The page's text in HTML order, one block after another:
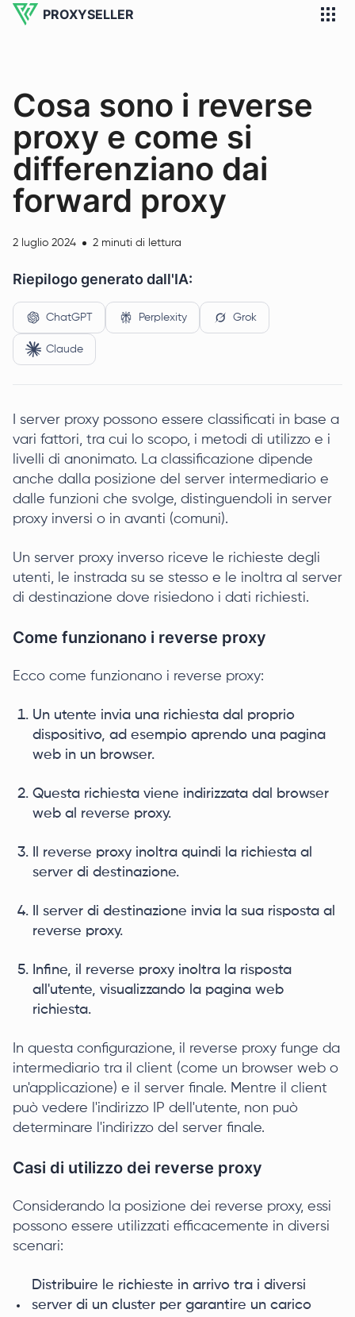
PROXYSELLER
Cosa sono i reverse
proxy e come si
differenziano dai
forward proxy
2 luglio 2024 2 minuti di lettura
Riepilogo generato dall'IA:
ChatGPT Perplexity Grok
Claude
I server proxy possono essere classificati in base a
vari fattori, tra cui lo scopo, i metodi di utilizzo e i
livelli di anonimato. La classificazione dipende
anche dalla posizione del server intermediario e
dalle funzioni che svolge, distinguendoli in server
proxy inversi o in avanti (comuni).
Un server proxy inverso riceve le richieste degli
utenti, le instrada su se stesso e le inoltra al server
di destinazione dove risiedono i dati richiesti.
Come funzionano i reverse proxy
Ecco come funzionano i reverse proxy:
Un utente invia una richiesta dal proprio
dispositivo, ad esempio aprendo una pagina
web in un browser.
Questa richiesta viene indirizzata dal browser
web al reverse proxy.
Il reverse proxy inoltra quindi la richiesta al
server di destinazione.
Il server di destinazione invia la sua risposta al
reverse proxy.
Infine, il reverse proxy inoltra la risposta
all'utente, visualizzando la pagina web
richiesta.
In questa configurazione, il reverse proxy funge da
intermediario tra il client (come un browser web o
un'applicazione) e il server finale. Mentre il client
può vedere l'indirizzo IP dell'utente, non può
determinare l'indirizzo del server finale.
Casi di utilizzo dei reverse proxy
Considerando la posizione dei reverse proxy, essi
possono essere utilizzati efficacemente in diversi
scenari:
Distribuire le richieste in arrivo tra i diversi
server di un cluster per garantire un carico